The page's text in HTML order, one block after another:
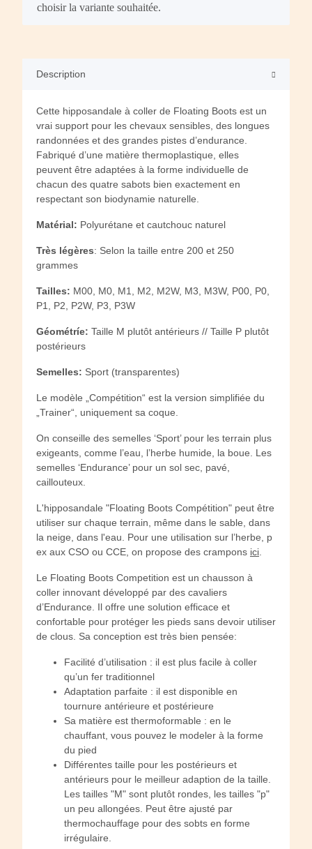
choisir la variante souhaitée.
Description
Cette hipposandale à coller de Floating Boots est un
vrai support pour les chevaux sensibles, des longues
randonnées et des grandes pistes d’endurance.
Fabriqué d’une matière thermoplastique, elles
peuvent être adaptées à la forme individuelle de
chacun des quatre sabots bien exactement en
respectant son biodynamie naturelle.
Matérial: Polyurétane et cautchouc naturel
Très légères: Selon la taille entre 200 et 250
grammes
Tailles: M00, M0, M1, M2, M2W, M3, M3W, P00, P0,
P1, P2, P2W, P3, P3W
Géométríe: Taille M plutôt antérieurs // Taille P plutôt
postérieurs
Semelles: Sport (transparentes)
Le modèle „Compétition“ est la version simplifiée du
„Trainer“, uniquement sa coque.
On conseille des semelles ‘Sport’ pour les terrain plus
exigeants, comme l’eau, l’herbe humide, la boue. Les
semelles ‘Endurance’ pour un sol sec, pavé,
caillouteux.
L'hipposandale "Floating Boots Compétition" peut être
utiliser sur chaque terrain, même dans le sable, dans
la neige, dans l'eau. Pour une utilisation sur l’herbe, p
ex aux CSO ou CCE, on propose des crampons ici
Le Floating Boots Competition est un chausson à
coller innovant développé par des cavaliers
d’Endurance. Il offre une solution efficace et
confortable pour protéger les pieds sans devoir utiliser
de clous. Sa conception est très bien pensée:
Facilité d’utilisation : il est plus facile à coller
qu’un fer traditionnel
Adaptation parfaite : il est disponible en
tournure antérieure et postérieure
Sa matière est thermoformable : en le
chauffant, vous pouvez le modeler à la forme
du pied
Différentes taille pour les postérieurs et
antérieurs pour le meilleur adaption de la taille.
Les tailles "M" sont plutôt rondes, les tailles "p"
un peu allongées. Peut être ajusté par
thermochauffage pour des sobts en forme
irrégulaire.